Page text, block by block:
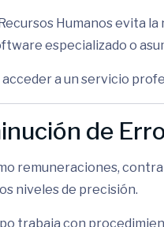
Humanos evita
especializado o
a un servicio
de
remuneraciones,
niveles de precisión.
trabaja con